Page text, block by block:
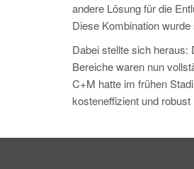
andere Lösung für die
Diese Kombination
Dabei stellte sich
Bereiche waren nun
C+M hatte im frühen
kosteneffizient und